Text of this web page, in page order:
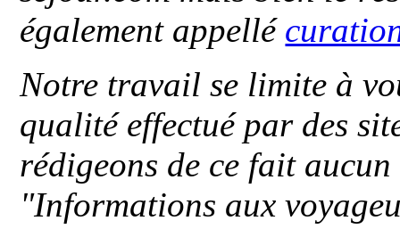
également appellé
Notre travail se limite à
qualité effectué par des
rédigeons de ce fait
"Informations aux